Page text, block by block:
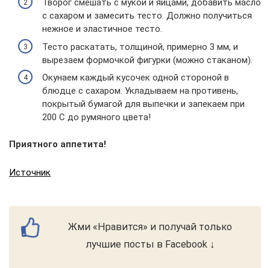
Творог смешать с мукой и яйцами, добавить масло
с сахаром и замесить тесто. Должно получиться
нежное и эластичное тесто.
Тесто раскатать, толщиной, примерно 3 мм, и
вырезаем формочкой фигурки (можно стаканом).
Окунаем каждый кусочек одной стороной в
блюдце с сахаром. Укладываем на противень,
покрытый бумагой для выпечки и запекаем при
200 С до румяного цвета!
Приятного аппетита!
Источник
Жми «Нравится» и получай только
лучшие посты в Facebook ↓